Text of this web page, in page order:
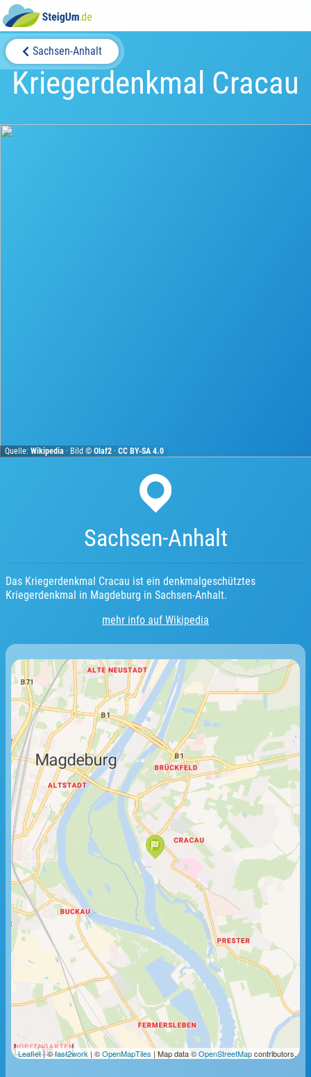
Sachsen-Anhalt
Kriegerdenkmal Cracau
Quelle:Wikipedia · Bild ©Olaf2 ·CC BY-SA 4.0
Sachsen-Anhalt
Das Kriegerdenkmal Cracau ist ein denkmalgeschütztes
Kriegerdenkmal in Magdeburg in Sachsen-Anhalt.
mehr info auf Wikipedia
1 km
Leaflet| ©fast2work | ©OpenMapTiles | Map data ©OpenStreetMapcontributors.